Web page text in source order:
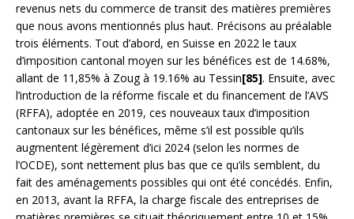
revenus nets du commerce de transit des matières premières
que nous avons mentionnés plus haut. Précisons au préalable
trois éléments. Tout d’abord, en Suisse en 2022 le taux
d’imposition cantonal moyen sur les bénéfices est de 14.68%,
allant de 11,85% à Zoug à 19.16% au Tessin[85]. Ensuite, avec
l’introduction de la réforme fiscale et du financement de l’AVS
(RFFA), adoptée en 2019, ces nouveaux taux d’imposition
cantonaux sur les bénéfices, même s’il est possible qu’ils
augmentent légèrement d’ici 2024 (selon les normes de
l’OCDE), sont nettement plus bas que ce qu’ils semblent, du
fait des aménagements possibles qui ont été concédés. Enfin,
en 2013, avant la RFFA, la charge fiscale des entreprises de